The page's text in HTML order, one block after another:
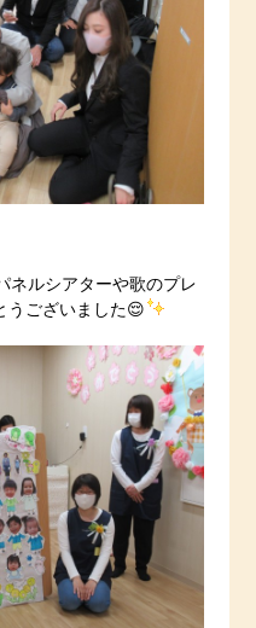
ネルシアターや歌のプレ
うございました😌